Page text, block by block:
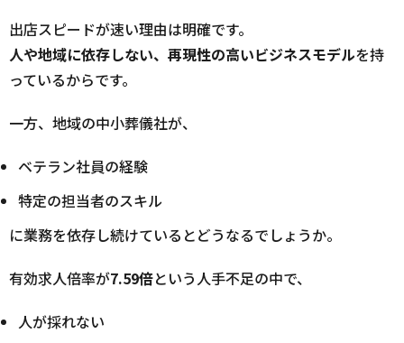
出店スピードが速い理由は明確です。
人や地域に依存しない、再現性の高いビジネスモデルを持
っているからです。
一方、地域の中小葬儀社が、
ベテラン社員の経験
特定の担当者のスキル
に業務を依存し続けているとどうなるでしょうか。
有効求人倍率が7.59倍という人手不足の中で、
人が採れない